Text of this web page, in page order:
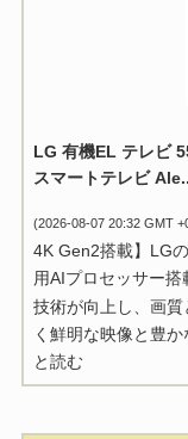
LG 有機EL テレビ
スマートテレビ
(2026-08-07 20:32 GMT
4K Gen2搭載】LG
用AIプロセッサー
技術が向上し、画
く鮮明な映像と豊
と読む